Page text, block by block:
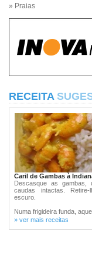
» Praias
RECEITA
Caril de Gambas à
Descasque as gambas,
caudas intactas.
escuro.
Numa frigideira funda,
» ver mais receitas